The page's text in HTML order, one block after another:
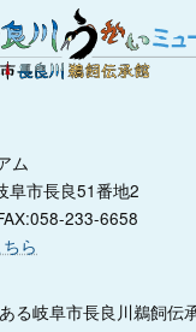
ム
阜市長良51番地2
233-6658
ら
る岐阜市長良川鵜飼伝